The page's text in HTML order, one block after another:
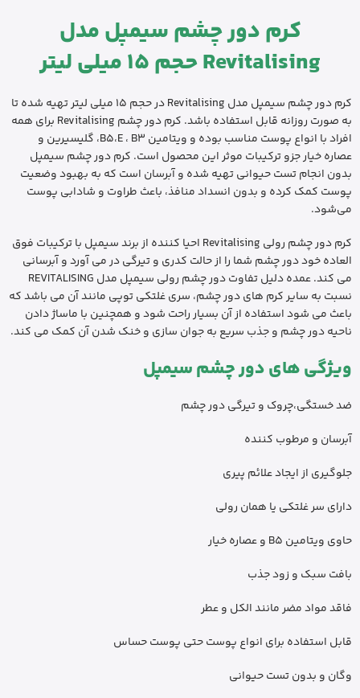
کرم دور چشم سیمپل مدل
Revitalising حجم 15 میلی لیتر
کرم دور چشم سیمپل مدل Revitalising در حجم 15 میلی لیتر تهیه شده تا
به صورت روزانه قابل استفاده باشد. کرم دور چشم Revitalising برای همه
افراد با انواع پوست مناسب بوده و ویتامین B5،E ، B3، گلیسیرین و
عصاره خیار جزو ترکیبات موثر این محصول است. کرم دور چشم سیمپل
بدون انجام تست حیوانی تهیه شده و آبرسان است که به بهبود وضعیت
پوست کمک کرده و بدون انسداد منافذ، باعث طراوت و شادابی پوست
می‌شود.
کرم دور چشم رولی Revitalising احیا کننده از برند سیمپل با ترکیبات فوق
العاده خود دور چشم شما را از حالت کدری و تیرگی در می آورد و آبرسانی
می کند. عمده دلیل تفاوت دور چشم رولی سیمپل مدل REVITALISING
نسبت به سایر کرم های دور چشم، سری غلتکی توپی مانند آن می باشد که
باعث می شود استفاده از آن بسیار راحت شود و همچنین با ماساژ دادن
ناحیه دور چشم و جذب سریع به جوان سازی و خنک شدن آن کمک می کند.
ویژگی های دور چشم سیمپل
ضد خستگی،چروک و تیرگی دور چشم
آبرسان و مرطوب کننده
جلوگیری از ایجاد علائم پیری
دارای سر غلتکی یا همان رولی
حاوی ویتامین B5 و عصاره خیار
بافت سبک و زود جذب
فاقد مواد مضر مانند الکل و عطر
قابل استفاده برای انواع پوست حتی پوست حساس
وگان و بدون تست حیوانی